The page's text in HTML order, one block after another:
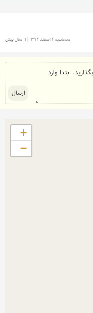
سه‌شنبه 4 اسفند 1394 | 11 سال پیش
+
−